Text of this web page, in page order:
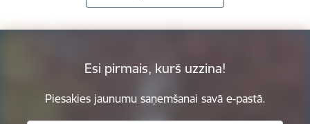
Esi pirmais, kurš uzzina!
Piesakies jaunumu saņemšanai savā e-pastā.